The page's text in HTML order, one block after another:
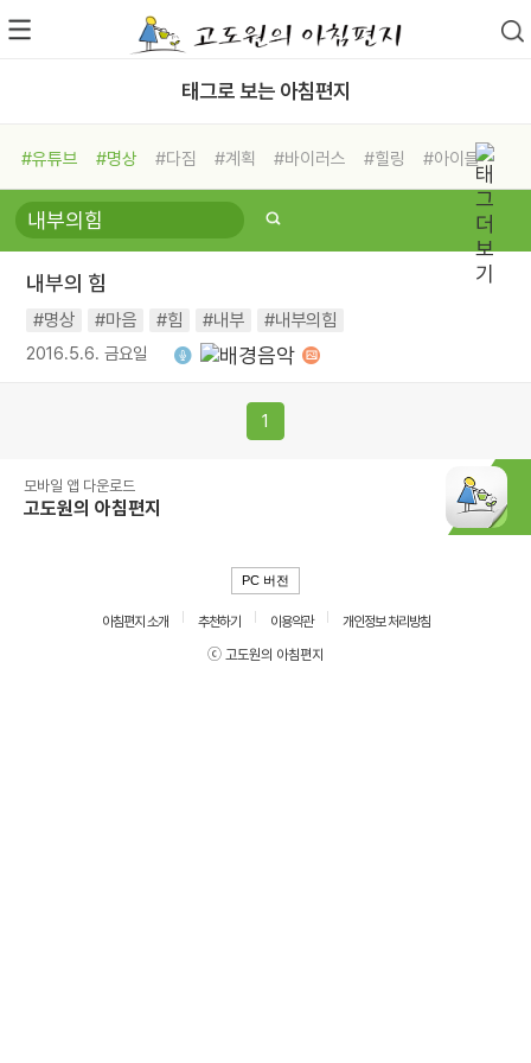
태그로 보는 아침편지
#유튜브 #명상 #다짐 #계획 #바이러스 #힐링
#아이들
#비전캠프
#독서캠프 #삶
#희망
#나눔 #친구 #링컨학교
#독서
#건강
내부의 힘
#명상 #마음 #힘 #내부 #내부의힘
2016.5.6. 금요일
1
모바일 앱 다운로드
고도원의 아침편지
PC 버전
아침편지 소개 추천하기 이용약관
개인정보 처리방침
ⓒ 고도원의 아침편지